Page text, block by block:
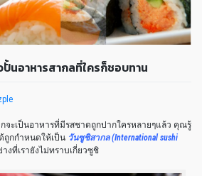
นอาหารสากลที่ใครก็ชอบทาน
จะเป็นอาหารที่มีรสชาดถูกปากใครหลายๆแล้ว คุณรู้
ถูกกำหนดให้เป็น วันซูชิสากล (International sushi
งที่เรายังไม่ทราบเกี่ยวซูชิ